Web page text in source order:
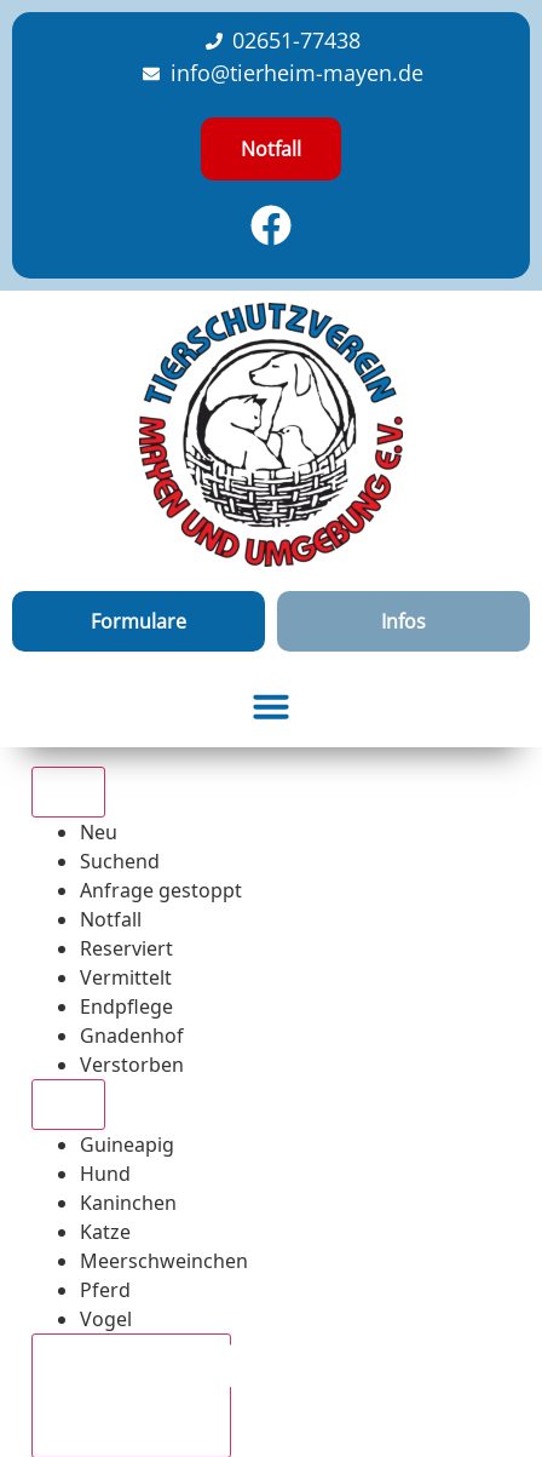
content
02651-77438
info@tierheim-mayen.de
Notfall
Formulare Infos
Neu
Suchend
Anfrage gestoppt
Notfall
Reserviert
Vermittelt
Endpflege
Gnadenhof
Verstorben
Guineapig
Hund
Kaninchen
Katze
Meerschweinchen
Pferd
Vogel